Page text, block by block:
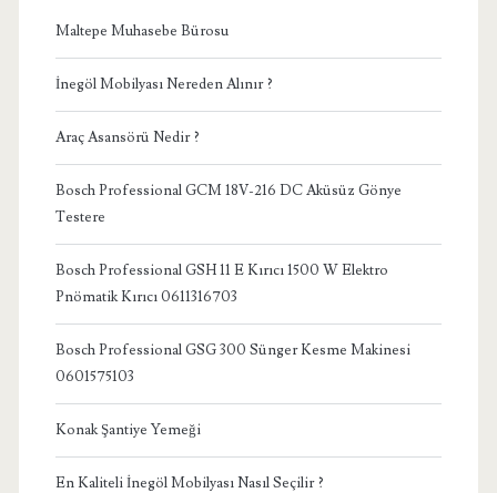
Maltepe Muhasebe Bürosu
İnegöl Mobilyası Nereden Alınır ?
Araç Asansörü Nedir ?
Bosch Professional GCM 18V-216 DC Aküsüz Gönye
Testere
Bosch Professional GSH 11 E Kırıcı 1500 W Elektro
Pnömatik Kırıcı 0611316703
Bosch Professional GSG 300 Sünger Kesme Makinesi
0601575103
Konak Şantiye Yemeği
En Kaliteli İnegöl Mobilyası Nasıl Seçilir ?